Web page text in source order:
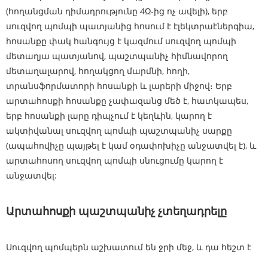
(հողանցման դիմադրությունը 4Ω-ից ոչ ավելի), երբ
սուզվող պոմպի պատյանից հոսում է էլեկտրաէներգիա,
հոսանքը փակ հանգույց է կազմում սուզվող պոմպի
մետաղյա պատյանով, պաշտպանիչ հիմնավորող
մետաղալարով, հողակցող մարմնի, հողի,
տրանսֆորմատորի հոսանքի և լարերի միջով։ Երբ
արտահոսքի հոսանքը չափազանց մեծ է, հատկապես,
երբ հոսանքի լարը դիպչում է կեղևին, կարող է
ակտիվանալ սուզվող պոմպի պաշտպանիչ սարքը
(ապահովիչը պայթել է կամ օդափոխիչը անջատվել է), և
արտահոսող սուզվող պոմպի սնուցումը կարող է
անջատվել:
Արտահոսքի պաշտպանիչ չտեղադրելը
Սուզվող պոմպերն աշխատում են ջրի մեջ, և դա հեշտ է